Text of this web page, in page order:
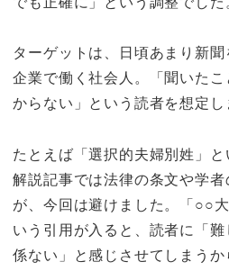
ターゲットは、日頃あまり新
企業で働く社会人。「聞いた
からない」という読者を想定し
たとえば「選択的夫婦別姓」
解説記事では法律の条文や学
が、今回は避けました。「○○
いう引用が入ると、読者に「
係ない」と感じさせてしまうか